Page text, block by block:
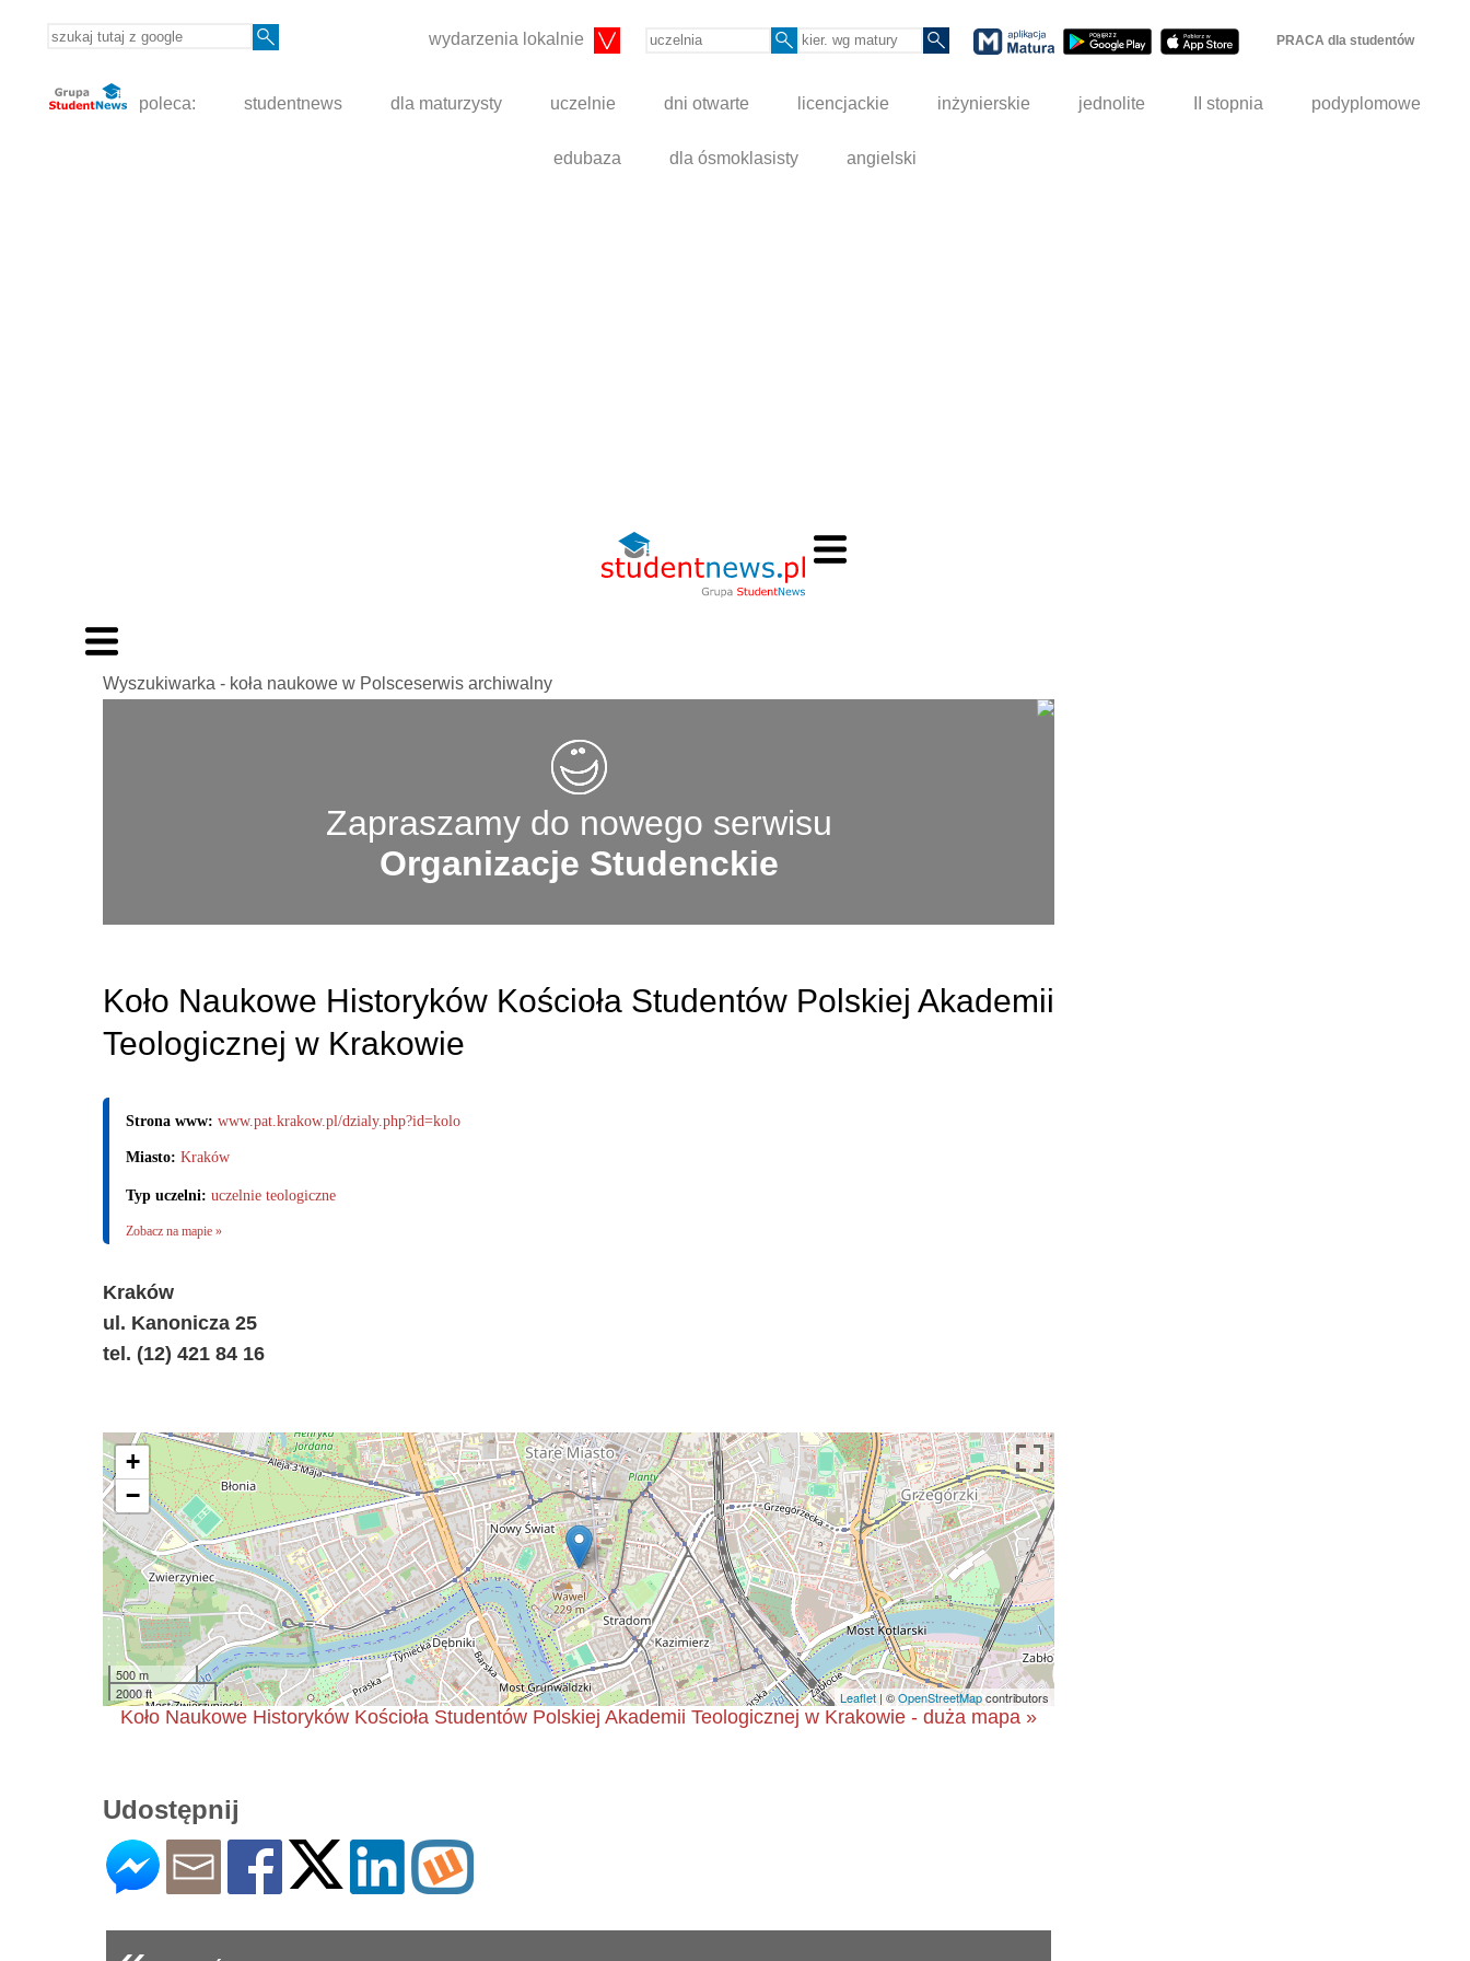
wydarzenia lokalnie PRACA dla studentów
poleca: studentnews dla maturzysty uczelnie dni otwarte licencjackie inżynierskie jednolite II stopnia podyplomowe
edubaza dla ósmoklasisty angielski
Wyszukiwarka - koła naukowe w Polsceserwis archiwalny
Zapraszamy do nowego serwisu
Organizacje Studenckie
Koło Naukowe Historyków Kościoła Studentów Polskiej Akademii
Teologicznej w Krakowie
Strona www: www.pat.krakow.pl/dzialy.php?id=kolo
Miasto: Kraków
Typ uczelni: uczelnie teologiczne
Zobacz na mapie »
Kraków
ul. Kanonicza 25
tel. (12) 421 84 16
+
−
500 m
2000 ft
Leaflet| ©OpenStreetMapcontributors
Koło Naukowe Historyków Kościoła Studentów Polskiej Akademii Teologicznej w Krakowie - duża mapa »
Udostępnij